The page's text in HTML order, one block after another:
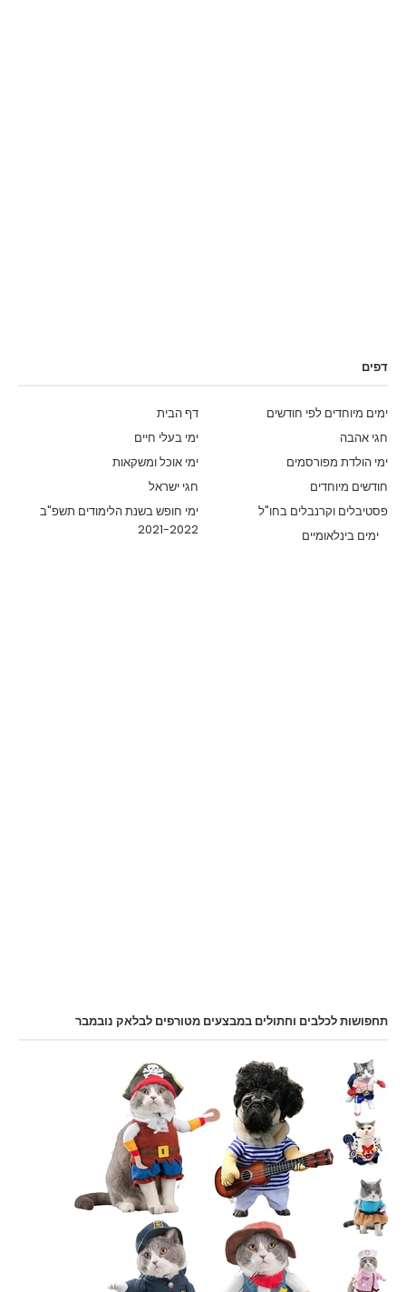
דפים
דף הבית
ימים מיוחדים לפי חודשים
ימי בעלי חיים
חגי אהבה
ימי אוכל ומשקאות
ימי הולדת מפורסמים
חגי ישראל
חודשים מיוחדים
ימי חופש בשנת הלימודים תשפ"ב
2021-2022
פסטיבלים וקרנבלים בחו"ל
ימים בינלאומיים
תחפושות לכלבים וחתולים במבצעים מטורפים לבלאק נובמבר